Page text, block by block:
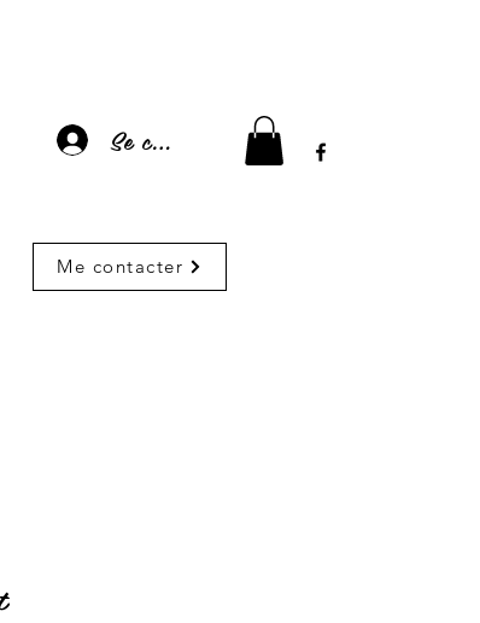
Se connecter
Me contacter